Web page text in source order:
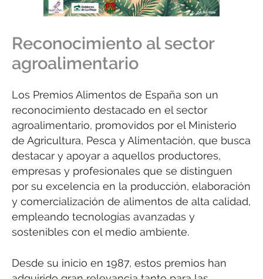
Reconocimiento al sector
agroalimentario
Los Premios Alimentos de España son un
reconocimiento destacado en el sector
agroalimentario, promovidos por el Ministerio
de Agricultura, Pesca y Alimentación, que busca
destacar y apoyar a aquellos productores,
empresas y profesionales que se distinguen
por su excelencia en la producción, elaboración
y comercialización de alimentos de alta calidad,
empleando tecnologías avanzadas y
sostenibles con el medio ambiente.
Desde su inicio en 1987, estos premios han